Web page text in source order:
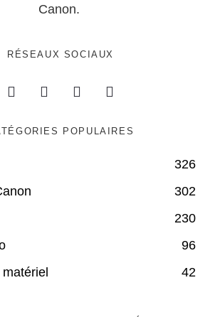
Canon.
RÉSEAUX SOCIAUX
POPULAIRES
326
302
230
96
42